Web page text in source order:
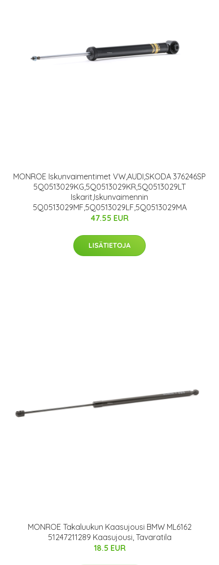
MONROE Iskunvaimentimet VW,AUDI,SKODA 376246SP
5Q0513029KG,5Q0513029KR,5Q0513029LT
Iskarit,Iskunvaimennin
5Q0513029MF,5Q0513029LF,5Q0513029MA
47.55 EUR
LISÄTIETOJA
MONROE Takaluukun Kaasujousi BMW ML6162
51247211289 Kaasujousi, Tavaratila
18.5 EUR